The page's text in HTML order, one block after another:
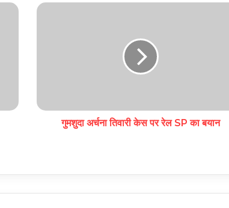
गुमशुदा अर्चना तिवारी केस पर रेल SP का बयान